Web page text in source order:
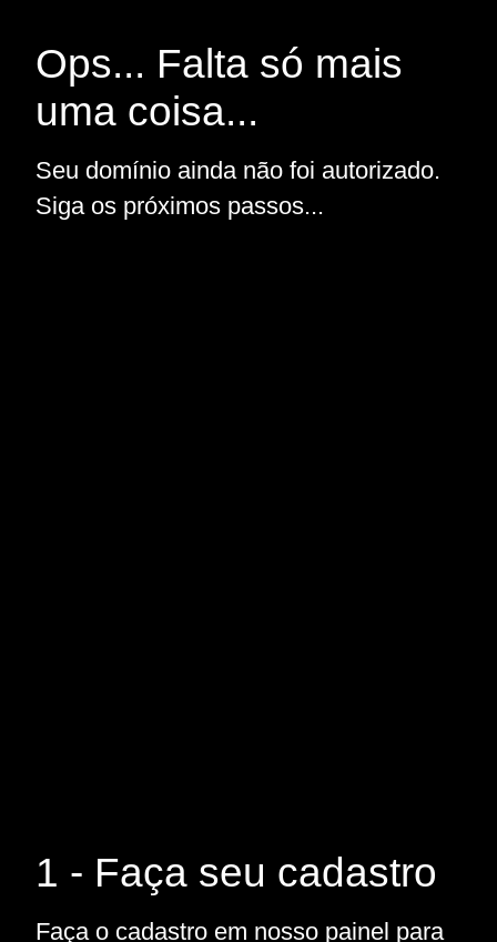
Ops... Falta só mais
uma coisa...
Seu domínio ainda não foi autorizado.
Siga os próximos passos...
1 - Faça seu cadastro
Faça o cadastro em nosso painel para